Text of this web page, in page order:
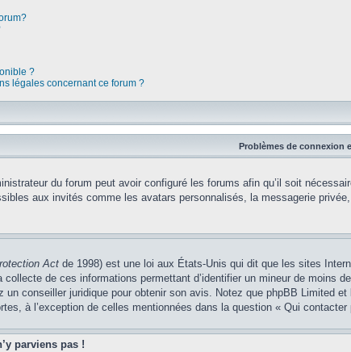
?
légales concernant ce forum ?
Problèmes de connexion
du forum peut avoir configuré les forums afin qu’il soit
aux invités comme les avatars personnalisés, la messagerie
Act de 1998) est une loi aux États-Unis qui dit que les sites
collecte de ces informations permettant d’identifier un mineur de
un conseiller juridique pour obtenir son avis. Notez que phpBB Limited
à l’exception de celles mentionnées dans la question « Qui
parviens pas !